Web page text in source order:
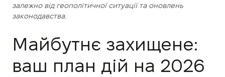
залежно від геополітичної ситуації та оновлень
законодавства.
Майбутнє захищене:
ваш план дій на 2026